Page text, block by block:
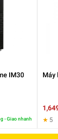
IM30
- Giao nhanh
Máy
★ 5